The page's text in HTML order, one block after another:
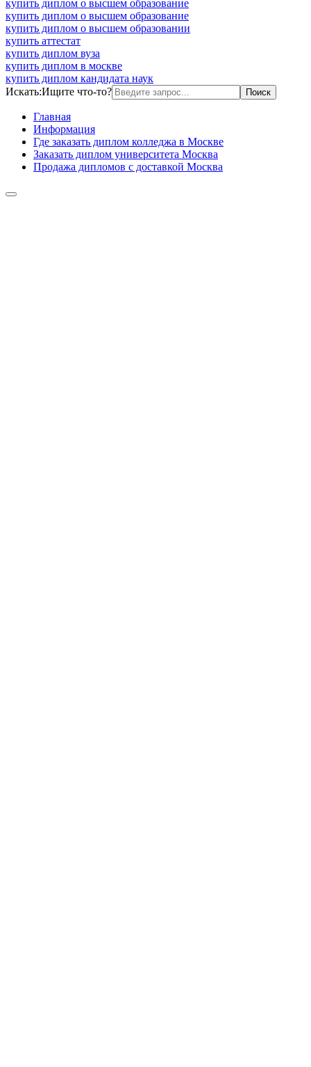
купить диплом о высшем образование
купить диплом о высшем образование
купить диплом о высшем образовании
купить аттестат
купить диплом вуза
купить диплом в москве
купить диплом кандидата наук
Искать:Ищите что-то?
Главная
Информация
Где заказать диплом колледжа в Москве
Заказать диплом университета Москва
Продажа дипломов с доставкой Москва